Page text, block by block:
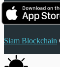
Siam Blockchain